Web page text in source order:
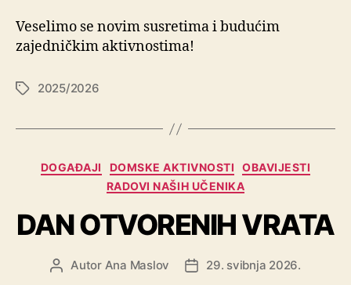
Veselimo se novim susretima i budućim
zajedničkim aktivnostima!
2025/2026
DOGAĐAJI DOMSKE AKTIVNOSTI
OBAVIJESTI
RADOVI NAŠIH UČENIKA
DAN OTVORENIH VRATA
Autor Ana Maslov 29. svibnja 2026.